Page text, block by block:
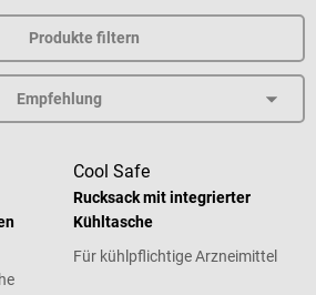
Produkte filtern
Cool Safe
Rucksack mit integrierter
Kühltasche
Für kühlpflichtige Arzneimittel